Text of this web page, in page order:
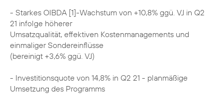
- Starkes OIBDA [1]-Wachstum von +10,8% ggü. VJ in Q2
21 infolge höherer
Umsatzqualität, effektiven Kostenmanagements und
einmaliger Sondereinflüsse
(bereinigt +3,6% ggü. VJ)
- Investitionsquote von 14,8% in Q2 21 - planmäßige
Umsetzung des Programms